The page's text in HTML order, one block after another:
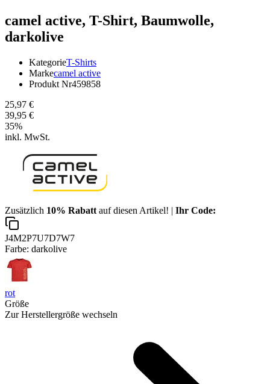
camel active, T-Shirt, Baumwolle,
darkolive
KategorieT-Shirts
Markecamel active
Produkt Nr459858
25,97 €
39,95 €
35%
inkl. MwSt.
Zusätzlich 10% Rabatt auf diesen Artikel! | Ihr Code:
J4M2P7U7D7W7
Farbe: darkolive
rot
Größe
Zur Herstellergröße wechseln